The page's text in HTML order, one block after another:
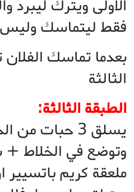
الاولى ويترك ليبرد
فقط ليتماسك
بعدما تماسك
الثالثة
الطبقة الثالثة:
يسلق 3 حبات
وتوضع في الخلاط
ملعقة كريم باتسيير